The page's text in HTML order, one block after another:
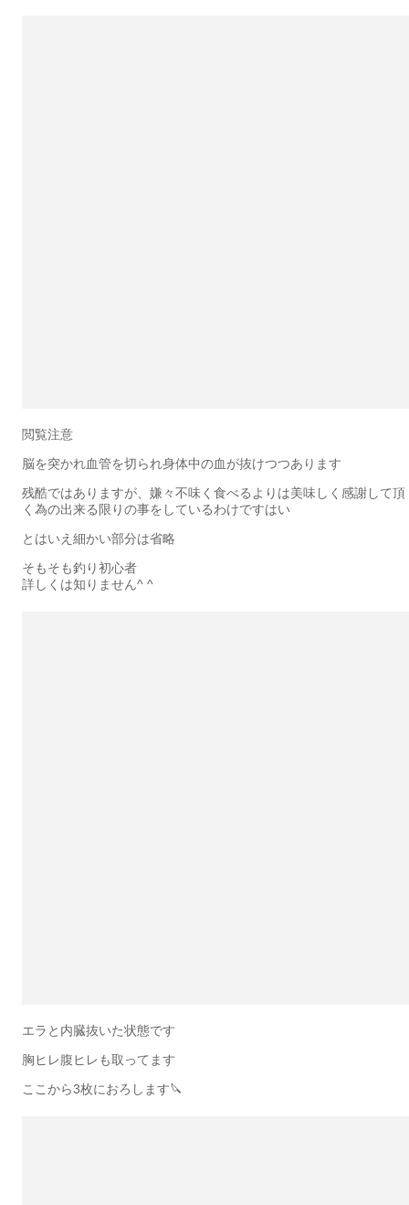
閲覧注意
脳を突かれ血管を切られ身体中の血が抜けつつあります
残酷ではありますが、嫌々不味く食べるよりは美味しく感謝して頂
く為の出来る限りの事をしているわけですはい
とはいえ細かい部分は省略
そもそも釣り初心者
詳しくは知りません^ ^
エラと内臓抜いた状態です
胸ヒレ腹ヒレも取ってます
ここから3枚におろします🔪